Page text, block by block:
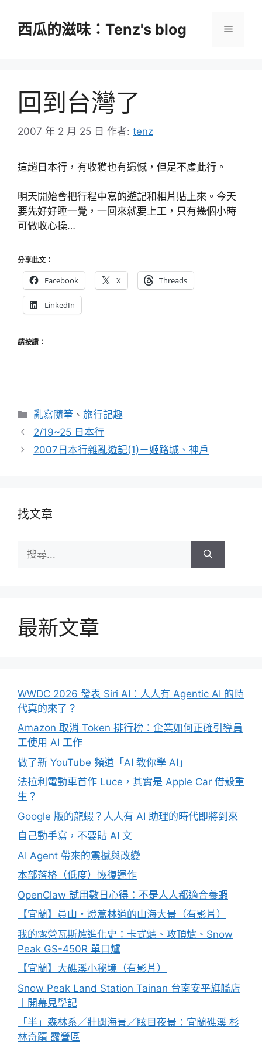
西瓜的滋味：Tenz's blog 選
回到台灣了
2007 年 2 月 25 日 作者: tenz
這趟日本行，有收獲也有遺憾，但是不虛此行。
明天開始會把行程中寫的遊記和相片貼上來。今天
要先好好睡一覺，一回來就要上工，只有幾個小時
可做收心操…
分享此文：
Facebook X Threads
LinkedIn
請按讚：
分
類
亂寫隨筆 、旅行記趣
2/19~25 日本行
2007日本行雜亂遊記(1)－姬路城、神戶
找文章
尋:
最新文章
WWDC 2026 發表 Siri AI：人人有 Agentic AI 的時
代真的來了？
Amazon 取消 Token 排行榜：企業如何正確引導員
工使用 AI 工作
做了新 YouTube 頻道「AI 教你學 AI」
法拉利電動車首作 Luce，其實是 Apple Car 借殼重
生？
Google 版的龍蝦？人人有 AI 助理的時代即將到來
自己動手寫，不要貼 AI 文
AI Agent 帶來的震撼與改變
本部落格（低度）恢復運作
OpenClaw 試用數日心得：不是人人都適合養蝦
【宜蘭】員山・燈篙林道的山海大景（有影片）
我的露營瓦斯爐進化史：卡式爐、攻頂爐、Snow
Peak GS-450R 單口爐
【宜蘭】大礁溪小秘境（有影片）
Snow Peak Land Station Tainan 台南安平旗艦店
｜開幕見學記
「半」森林系／壯闊海景／眩目夜景：宜蘭礁溪 杉
林奇蹟 露營區